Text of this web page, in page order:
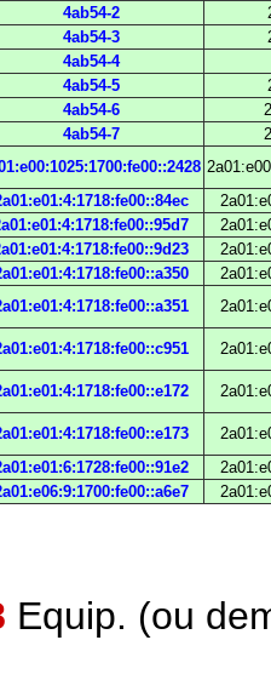
4ab54-2
4ab54-3
4ab54-4
4ab54-5
4ab54-6
4ab54-7
Equip. (ou